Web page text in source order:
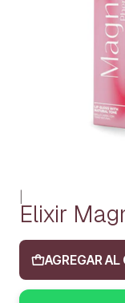
Elixir
AGREGAR AL